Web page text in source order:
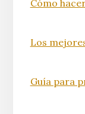
Cómo
Los
Guía para